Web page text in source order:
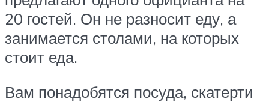
20 гостей. Он не разносит еду, а
занимается столами, на которых
стоит еда.
Вам понадобятся посуда, скатерти